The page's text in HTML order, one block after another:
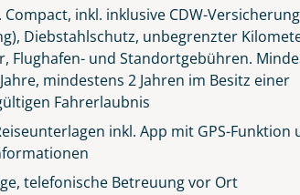
Compact, inkl. inklusive CDW-
Diebstahlschutz, unbegrenzter
Flughafen- und Standortgebühren.
mindestens 2 Jahren im Besitz einer
Fahrerlaubnis
inkl. App mit GPS-Funktion
telefonische Betreuung vor Ort